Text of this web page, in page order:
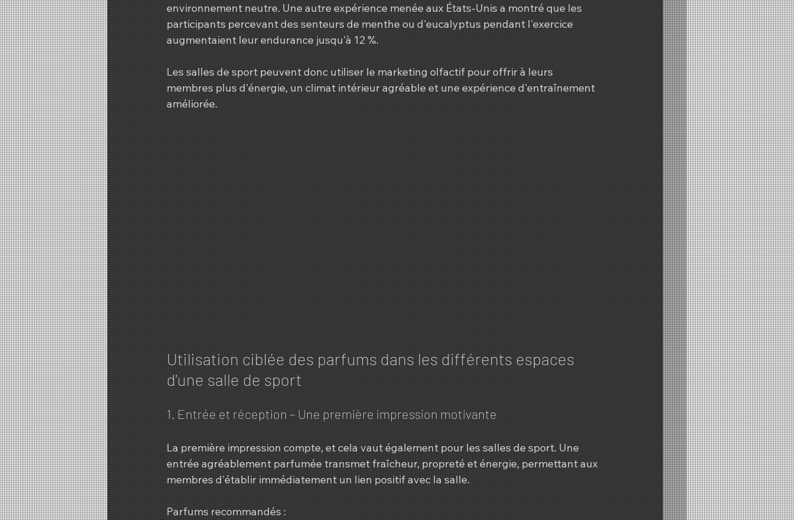
environnement neutre. Une autre expérience menée aux États-Unis a montré que les
participants percevant des senteurs de menthe ou d'eucalyptus pendant l'exercice
augmentaient leur endurance jusqu'à 12 %.
Les salles de sport peuvent donc utiliser le marketing olfactif pour offrir à leurs
membres plus d'énergie, un climat intérieur agréable et une expérience d'entraînement
améliorée.
Utilisation ciblée des parfums dans les différents espaces
d'une salle de sport
1. Entrée et réception – Une première impression motivante
La première impression compte, et cela vaut également pour les salles de sport. Une
entrée agréablement parfumée transmet fraîcheur, propreté et énergie, permettant aux
membres d'établir immédiatement un lien positif avec la salle.
Parfums recommandés :